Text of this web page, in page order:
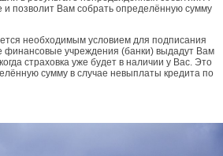
и позволит Вам собрать определённую сумму
необходимым условием для подписания
финансовые учреждения (банки) выдадут Вам
страховка уже будет в наличии у Вас. Это
сумму в случае невыплаты кредита по